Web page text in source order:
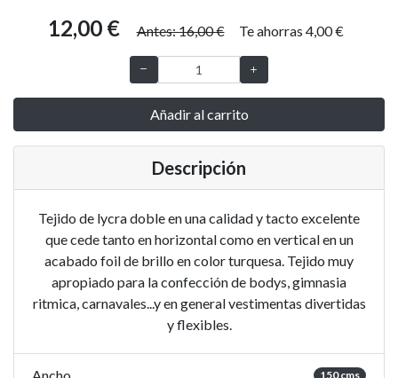
12,00 € Antes: 16,00 € Te ahorras 4,00 €
Añadir al carrito
Descripción
Tejido de lycra doble en una calidad y tacto excelente
que cede tanto en horizontal como en vertical en un
acabado foil de brillo en color turquesa. Tejido muy
apropiado para la confección de bodys, gimnasia
ritmica, carnavales...y en general vestimentas divertidas
y flexibles.
Ancho 150 cms